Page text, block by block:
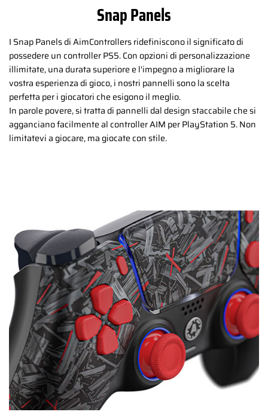
Snap Panels
I Snap Panels di AimControllers ridefiniscono il significato di
possedere un controller PS5. Con opzioni di personalizzazione
illimitate, una durata superiore e l'impegno a migliorare la
vostra esperienza di gioco, i nostri pannelli sono la scelta
perfetta per i giocatori che esigono il meglio.
In parole povere, si tratta di pannelli dal design staccabile che si
agganciano facilmente al controller AIM per PlayStation 5. Non
limitatevi a giocare, ma giocate con stile.